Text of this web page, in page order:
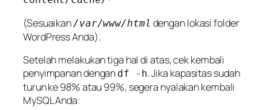
(Sesuaikan/var/www/html dengan lokasi folder
WordPress Anda).
Setelah melakukan tiga hal di atas, cek kembali
penyimpanan dengan df -h. Jika kapasitas sudah
turun ke 98% atau 99%, segera nyalakan kembali
MySQL Anda: